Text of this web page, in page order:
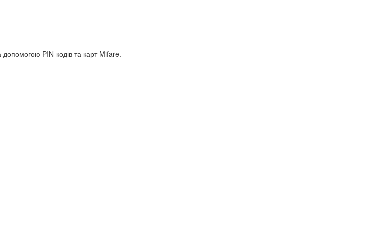
допомогою PIN-кодів та карт Mifare.